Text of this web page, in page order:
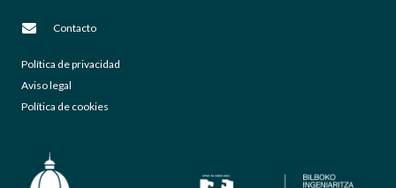
Contacto
Política de privacidad
Aviso legal
Política de cookies